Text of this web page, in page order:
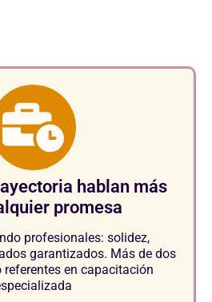
hablan más
promesa
profesionales: solidez,
garantizados. Más de dos
referentes en capacitación